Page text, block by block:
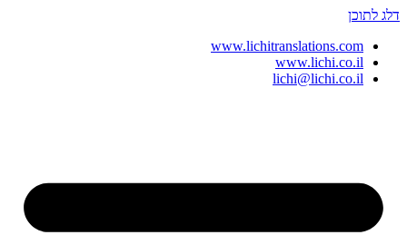
דלג לתוכן
www.lichitranslations.com
www.lichi.co.il
lichi@lichi.co.il